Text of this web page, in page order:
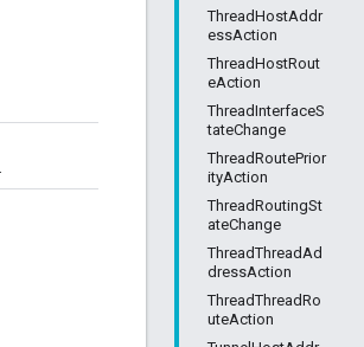
ThreadHostAddr
essAction
ThreadHostRout
eAction
ThreadInterfaceS
tateChange
ThreadRoutePrior
ityAction
ThreadRoutingSt
ateChange
ThreadThreadAd
dressAction
ThreadThreadRo
uteAction